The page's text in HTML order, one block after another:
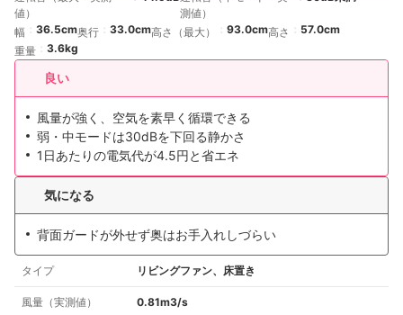
値）
測値）
幅 36.5cm奥行 33.0cm高さ（最大） 93.0cm高さ
57.0cm
重量
3.6kg
良い
風量が強く、空気を素早く循環できる
弱・中モードは30dBを下回る静かさ
1日あたりの電気代が4.5円と省エネ
気になる
背面ガードが外せず奥はお手入れしづらい
タイプ リビングファン、床置き
風量（実測値） 0.81m3/s